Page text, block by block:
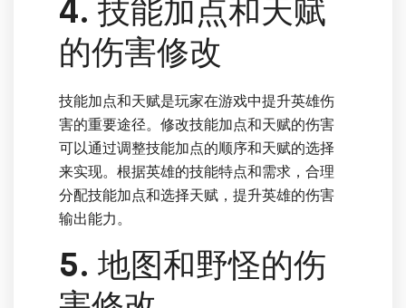
4. 技能加点和天赋
的伤害修改
技能加点和天赋是玩家在游戏中提升英雄伤
害的重要途径。修改技能加点和天赋的伤害
可以通过调整技能加点的顺序和天赋的选择
来实现。根据英雄的技能特点和需求，合理
分配技能加点和选择天赋，提升英雄的伤害
输出能力。
5. 地图和野怪的伤